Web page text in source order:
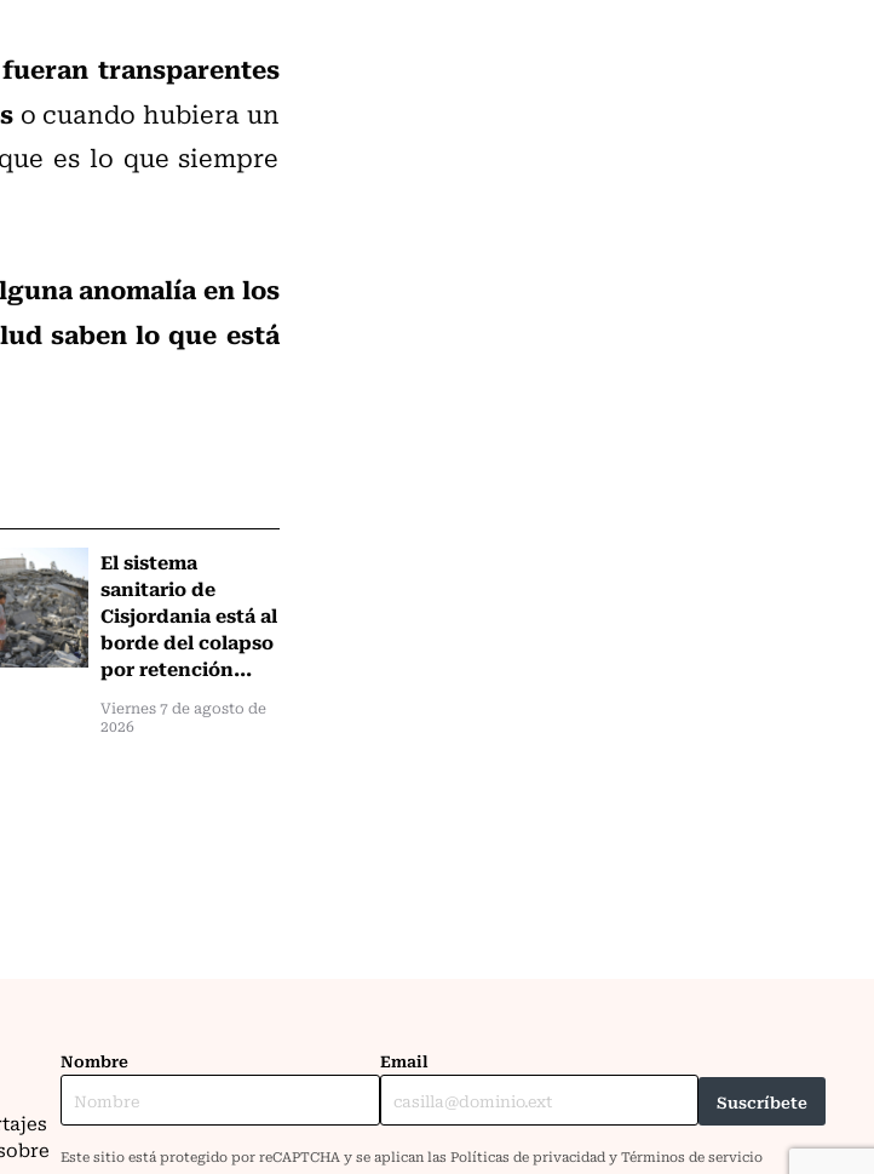
fueran transparentes
o cuando hubiera un
es lo que siempre
anomalía en los
saben lo que está
El sistema
sanitario de
Cisjordania está al
borde del colapso
por retención...
Viernes 7 de agosto de
2026